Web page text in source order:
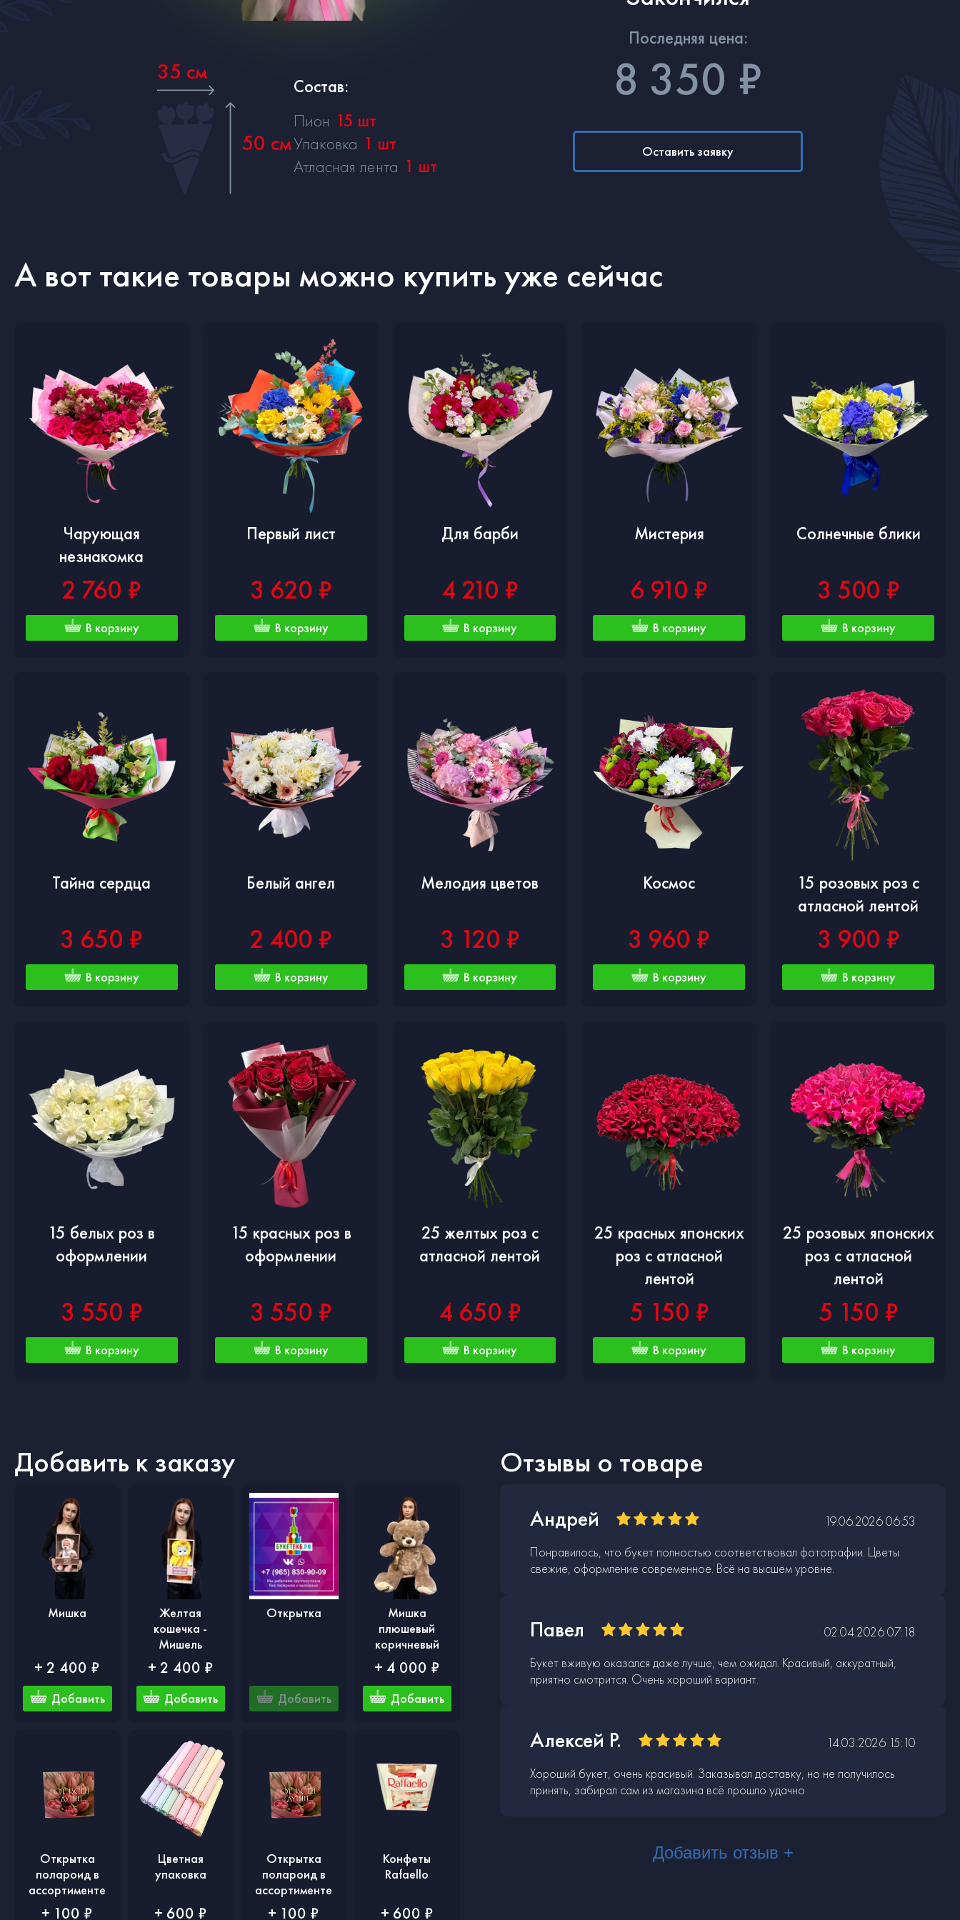
Последняя цена:
8 350 ₽
Оставить заявку
35 см
50 см
Состав:
Пион 15 шт
Упаковка 1 шт
Атласная лента 1 шт
А вот такие товары можно купить уже сейчас
Чарующая
незнакомка
2 760 ₽
В корзину
Первый лист
3 620 ₽
В корзину
Для барби
4 210 ₽
В корзину
Мистерия
6 910 ₽
В корзину
Солнечные блики
3 500 ₽
В корзину
Тайна сердца
3 650 ₽
В корзину
Белый ангел
2 400 ₽
В корзину
Мелодия цветов
3 120 ₽
В корзину
Космос
3 960 ₽
В корзину
15 розовых роз с
атласной лентой
3 900 ₽
В корзину
15 белых роз в
оформлении
3 550 ₽
В корзину
15 красных роз в
оформлении
3 550 ₽
В корзину
25 желтых роз с
атласной лентой
4 650 ₽
В корзину
25 красных японских
роз с атласной
лентой
5 150 ₽
В корзину
25 розовых японских
роз с атласной
лентой
5 150 ₽
В корзину
Добавить к заказу
Мишка
+ 2 400 ₽
Добавить
Желтая
кошечка -
Мишель
+ 2 400 ₽
Добавить
Открытка
Добавить
Мишка
плюшевый
коричневый
+ 4 000 ₽
Добавить
Открытка
полароид в
ассортименте
+ 100 ₽
Цветная
упаковка
+ 600 ₽
Открытка
полароид в
ассортименте
+ 100 ₽
Конфеты
Rafaello
+ 600 ₽
Отзывы о товаре
Андрей
19.06.2026 06:53
Понравилось, что букет полностью соответствовал фотографии. Цветы
свежие, оформление современное. Всё на высшем уровне.
Павел
02.04.2026 07:18
Букет вживую оказался даже лучше, чем ожидал. Красивый, аккуратный,
приятно смотрится. Очень хороший вариант.
Алексей Р.
14.03.2026 15:10
Хороший букет, очень красивый. Заказывал доставку, но не получилось
принять, забирал сам из магазина всё прошло удачно
Добавить отзыв +